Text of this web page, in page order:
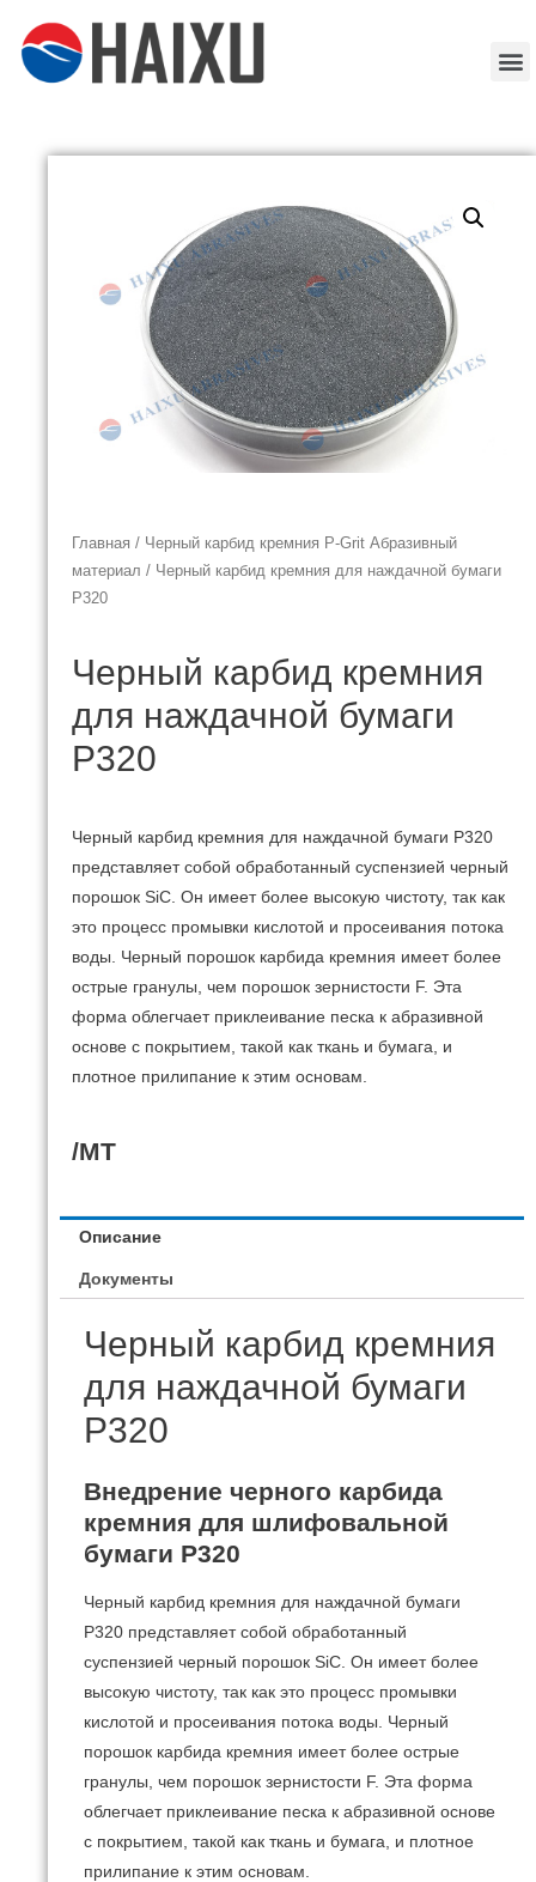
Главная / Черный карбид кремния P-Grit Абразивный
материал / Черный карбид кремния для наждачной бумаги
P320
Черный карбид кремния
для наждачной бумаги
P320
Черный карбид кремния для наждачной бумаги P320
представляет собой обработанный суспензией черный
порошок SiC. Он имеет более высокую чистоту, так как
это процесс промывки кислотой и просеивания потока
воды. Черный порошок карбида кремния имеет более
острые гранулы, чем порошок зернистости F. Эта
форма облегчает приклеивание песка к абразивной
основе с покрытием, такой как ткань и бумага, и
плотное прилипание к этим основам.
/MT
Описание
Документы
Черный карбид кремния
для наждачной бумаги
P320
Внедрение черного карбида
кремния для шлифовальной
бумаги P320
Черный карбид кремния для наждачной бумаги
P320 представляет собой обработанный
суспензией черный порошок SiC. Он имеет более
высокую чистоту, так как это процесс промывки
кислотой и просеивания потока воды. Черный
порошок карбида кремния имеет более острые
гранулы, чем порошок зернистости F. Эта форма
облегчает приклеивание песка к абразивной основе
с покрытием, такой как ткань и бумага, и плотное
прилипание к этим основам.